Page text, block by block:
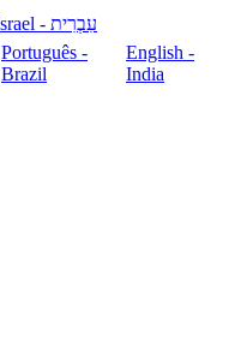
עִבְרִית - Israel
Português -
Brazil
English -
India